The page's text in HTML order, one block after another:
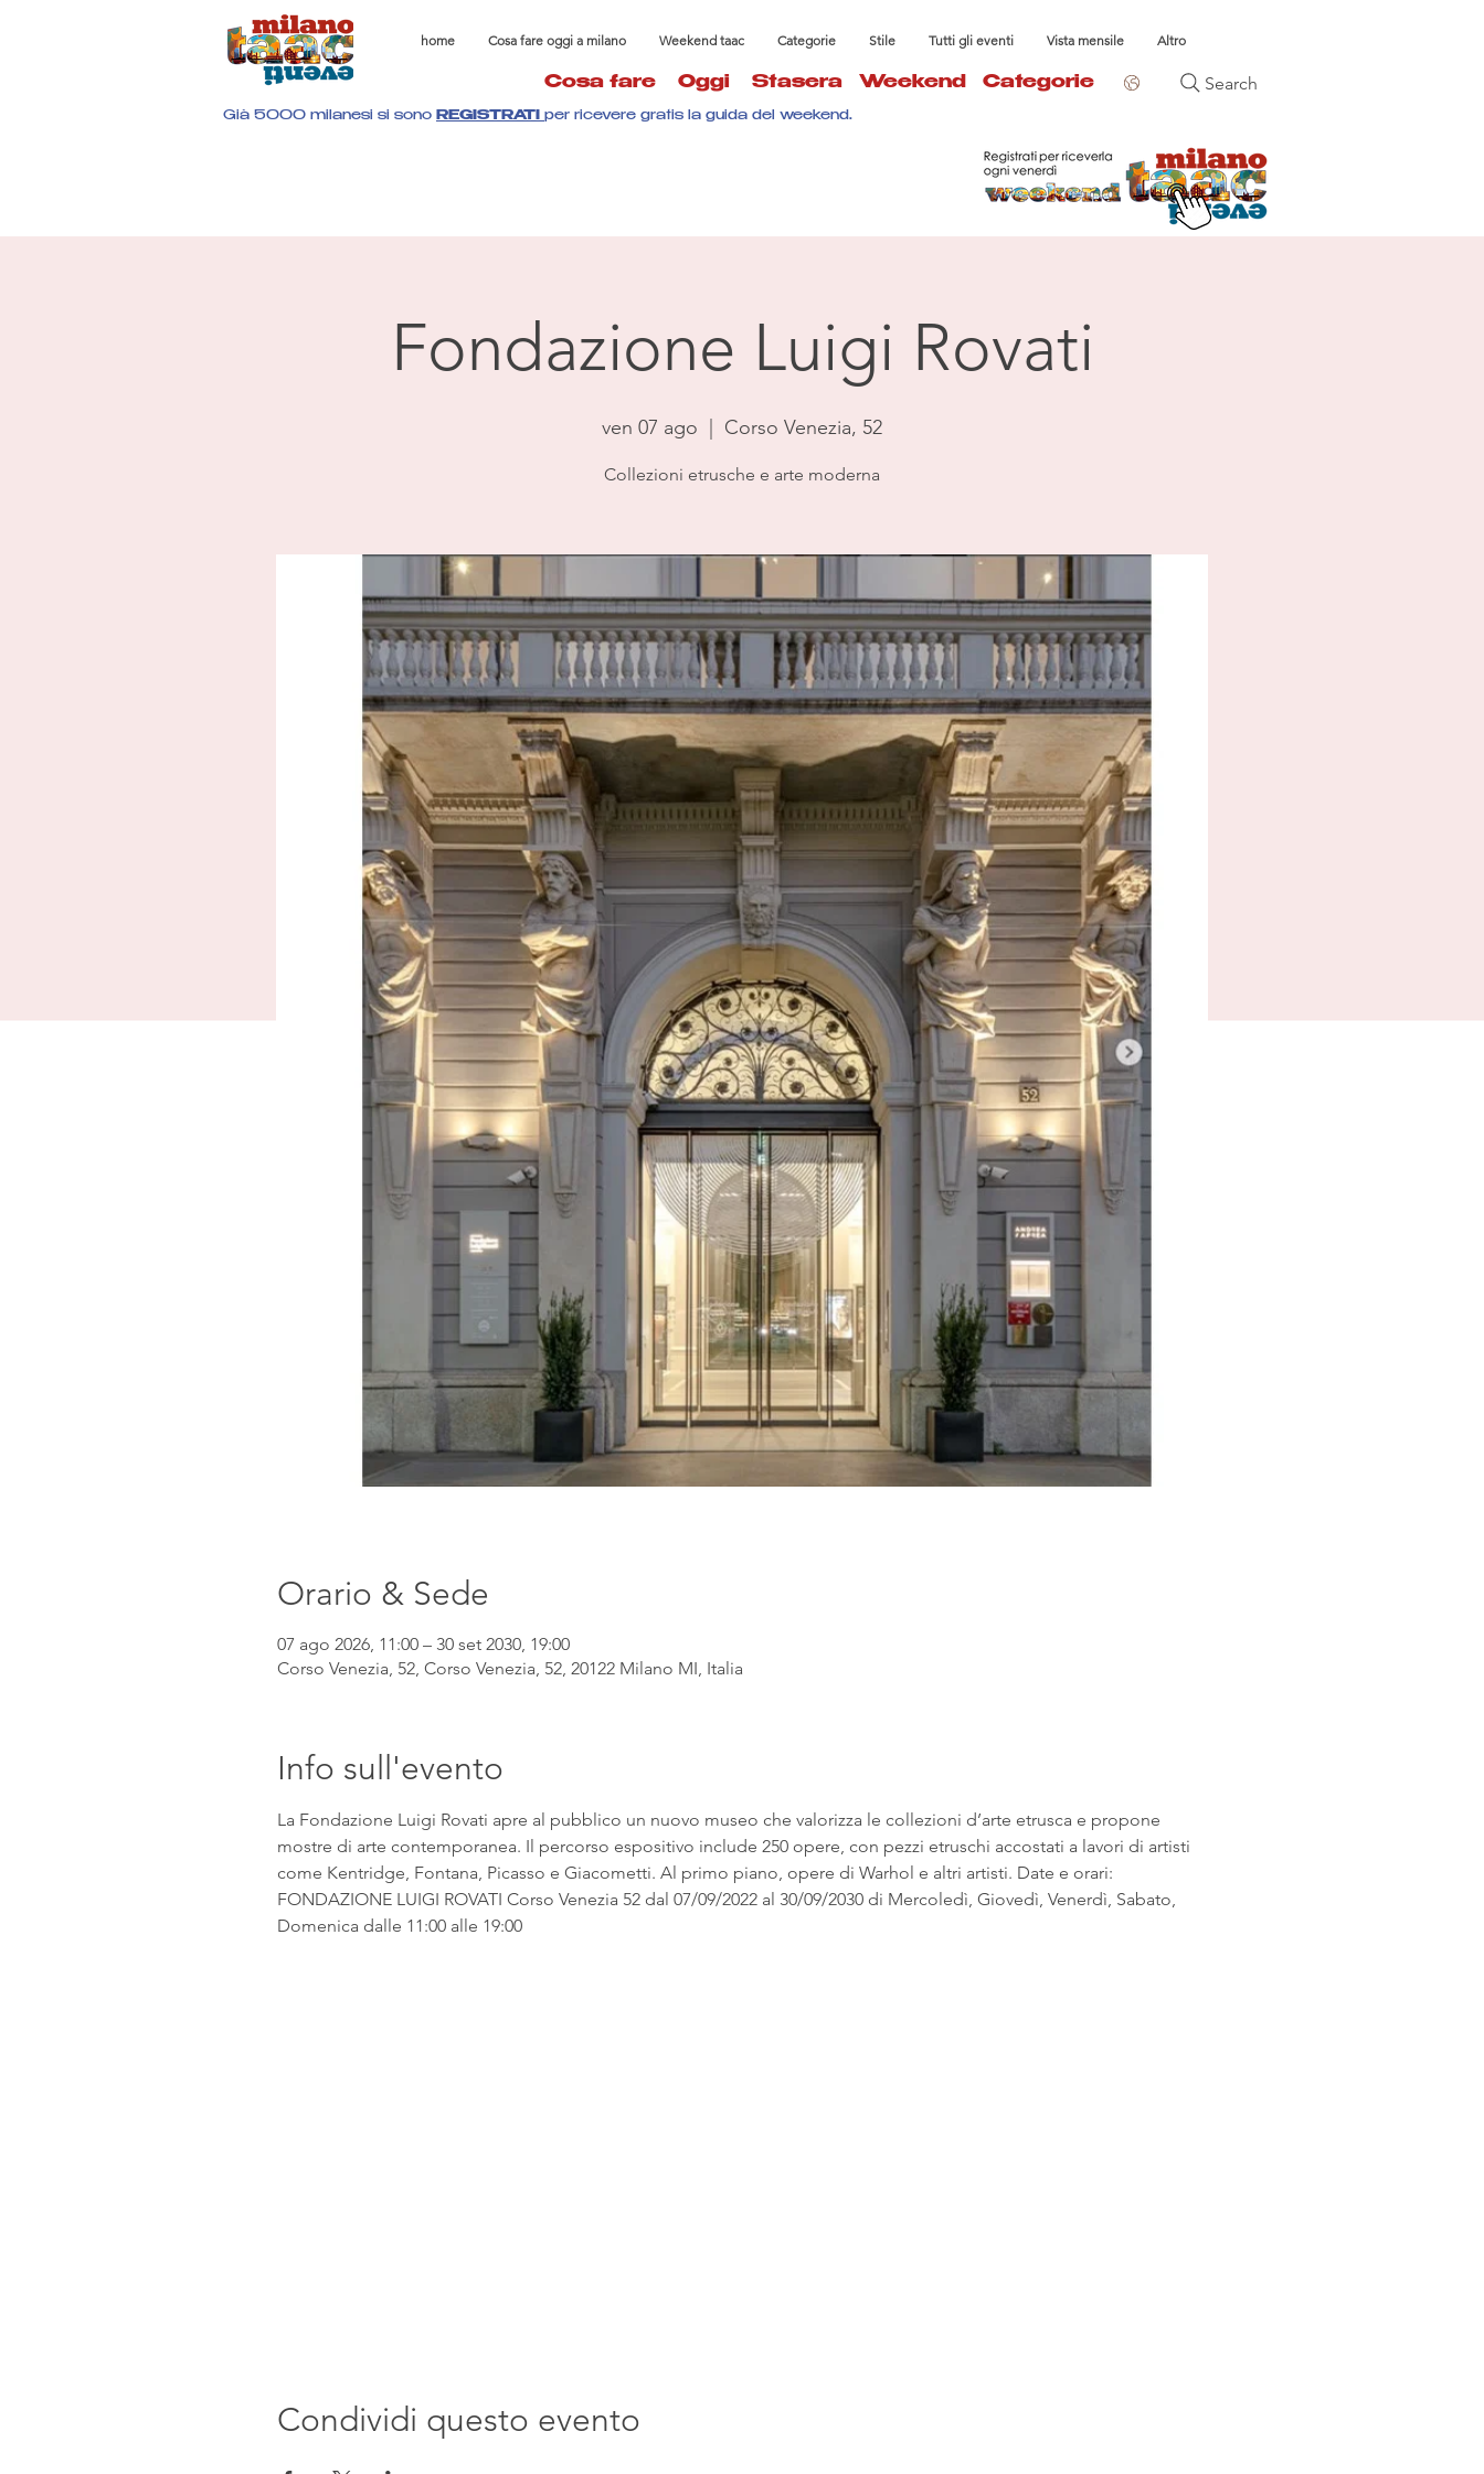
home Cosa fare oggi a milano Weekend taac Categorie Stile Tutti gli eventi Vista mensile Altro
Cosa fare Oggi Stasera Weekend Categorie Search
Già 5000 milanesi si sono REGISTRATI per ricevere gratis la guida del weekend.
Fondazione Luigi Rovati
ven 07 ago Corso Venezia, 52
Collezioni etrusche e arte moderna
Orario & Sede
07 ago 2026, 11:00 – 30 set 2030, 19:00
Corso Venezia, 52, Corso Venezia, 52, 20122 Milano MI, Italia
Info sull'evento
La Fondazione Luigi Rovati apre al pubblico un nuovo museo che valorizza le collezioni d’arte etrusca e propone
mostre di arte contemporanea. Il percorso espositivo include 250 opere, con pezzi etruschi accostati a lavori di artisti
come Kentridge, Fontana, Picasso e Giacometti. Al primo piano, opere di Warhol e altri artisti. Date e orari:
FONDAZIONE LUIGI ROVATI Corso Venezia 52 dal 07/09/2022 al 30/09/2030 di Mercoledì, Giovedì, Venerdì, Sabato,
Domenica dalle 11:00 alle 19:00
Condividi questo evento